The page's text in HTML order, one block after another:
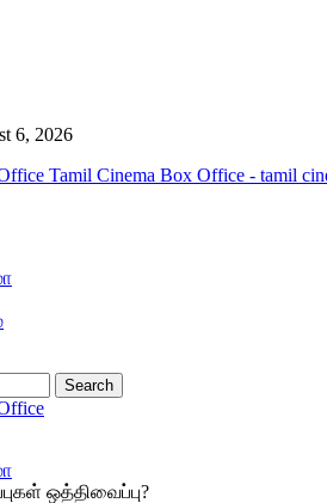
6, 2026
Tamil Cinema Box Office - tamil
ஒத்திவைப்பு?